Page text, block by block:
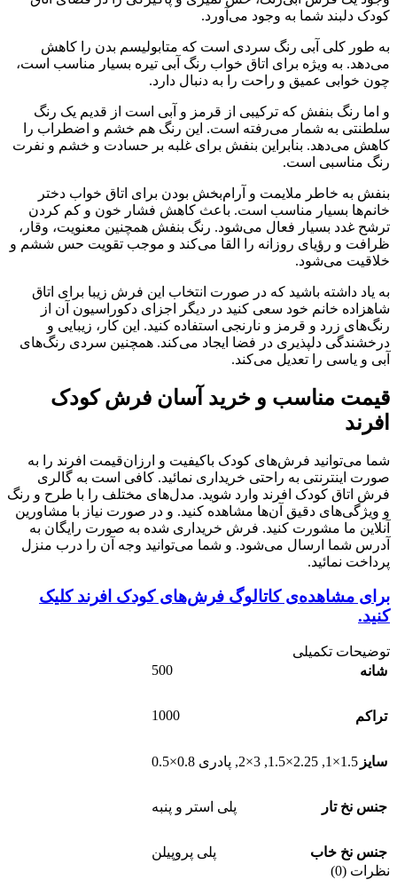
کودک دلبند شما به وجود می‌آورد.
به طور کلی آبی رنگ سردی است که متابولیسم بدن را کاهش
می‌دهد. به ویژه برای اتاق خواب رنگ آبی تیره بسیار مناسب است،
چون خوابی عمیق و راحت را به دنبال دارد.
و اما رنگ بنفش که ترکیبی از قرمز و آبی است از قدیم یک رنگ
سلطنتی به شمار می‌رفته است. این رنگ هم خشم و اضطراب را
کاهش می‌دهد. بنابراین بنفش برای غلبه بر حسادت و خشم و نفرت
رنگ مناسبی است.
بنفش به خاطر ملایمت و آرام‌‌بخش بودن برای اتاق خواب دختر
خانم‌ها بسیار مناسب است. باعث کاهش فشار خون و کم کردن
ترشح غدد بسیار فعال می‌شود. رنگ بنفش همچنین معنویت، وقار،
ظرافت و رؤیای روزانه را القا می‌کند و موجب تقویت حس ششم و
خلاقیت می‌شود.
به یاد داشته باشید که در صورت انتخاب این فرش زیبا برای اتاق
شاهزاده خانم خود سعی کنید در دیگر اجزای دکوراسیون آن از
رنگ‌های زرد و قرمز و نارنجی استفاده کنید. این کار، زیبایی و
درخشندگی دلپذیری در فضا ایجاد می‌کند. همچنین سردی رنگ‌های
آبی و یاسی را تعدیل می‌کند.
قیمت مناسب و خرید آسان فرش کودک
افرند
شما می‌توانید فرش‌های کودک باکیفیت و ارزان‌قیمت افرند را به
صورت اینترنتی به راحتی خریداری نمائید. کافی است به گالری
فرش اتاق کودک افرند وارد شوید. مدل‌های مختلف را با طرح و رنگ
و ویژگی‌های دقیق آن‌ها مشاهده کنید. و در صورت نیاز با مشاورین
آنلاین ما مشورت کنید. فرش خریداری شده به صورت رایگان به
آدرس شما ارسال می‌شود. و شما می‌توانید وجه آن را درب منزل
پرداخت نمائید.
برای مشاهده‌ی کاتالوگ فرش‌های کودک افرند کلیک
کنید.
توضیحات تکمیلی
شانه
500
تراکم 1000
سایز 1.5×1
,
2.25×1.5
,
3×2
, پادری 0.8×0.5
جنس نخ تار پلی استر و پنبه
جنس نخ خاب
پلی پروپیلن
نظرات (0)